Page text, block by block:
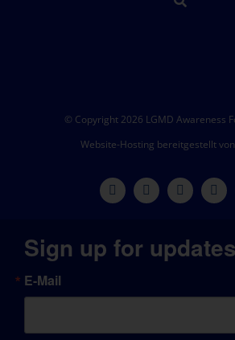
© Copyright 2026 LGMD Awareness
Website-Hosting bereitgestellt
Sign up for
E-Mail